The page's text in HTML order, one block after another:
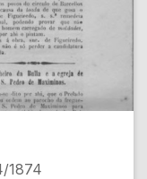
1874